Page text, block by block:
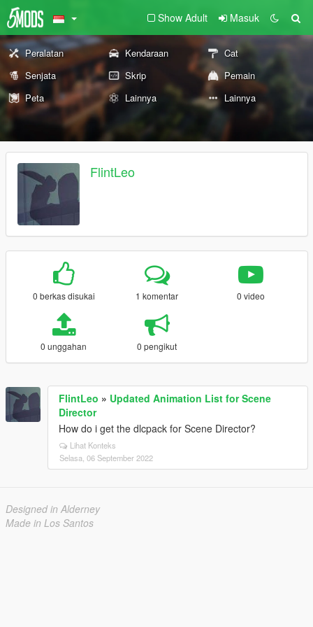
Show Adult Masuk
Peralatan Kendaraan
Cat
Senjata
Skrip
Pemain
Peta
Lainnya Lainnya
FlintLeo
0 berkas disukai 1 komentar 0 video
0 unggahan 0 pengikut
FlintLeo » Updated Animation List for Scene
Director
How do i get the dlcpack for Scene Director?
Lihat Konteks
Selasa, 06 September 2022
Designed in Alderney
Made in Los Santos